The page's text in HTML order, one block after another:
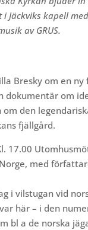
i Jäckviks kapell
av GRUS.
Bresky om en ny
dokumentär om
om den
fjällgård.
17.00
med
i vilstugan vid
här – i den
bl a de norska